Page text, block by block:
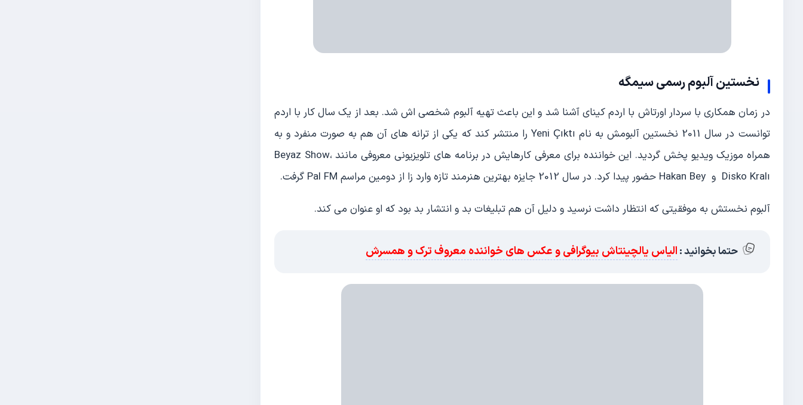
نخستین آلبوم رسمی سیمگه
در زمان همکاری با سردار اورتاش با اردم کینای آشنا شد و این باعث تهیه آلبوم شخصی اش شد. بعد از یک سال کار با اردم
توانست در سال 2011 نخستین آلبومش به نام Yeni Çıktı را منتشر کند که یکی از ترانه های آن هم به صورت منفرد و به
همراه موزیک ویدیو پخش گردید. این خواننده برای معرفی کارهایش در برنامه های تلویزیونی معروفی مانند Beyaz Show،
Disko Kralı و Hakan Bey حضور پیدا کرد. در سال 2012 جایزه بهترین هنرمند تازه وارد زا از دومین مراسم Pal FM گرفت.
آلبوم نخستش به موفقیتی که انتظار داشت نرسید و دلیل آن هم تبلیغات بد و انتشار بد بود که او عنوان می کند.
حتما بخوانید :الیاس یالچینتاش بیوگرافی و عکس های خواننده معروف ترک و همسرش